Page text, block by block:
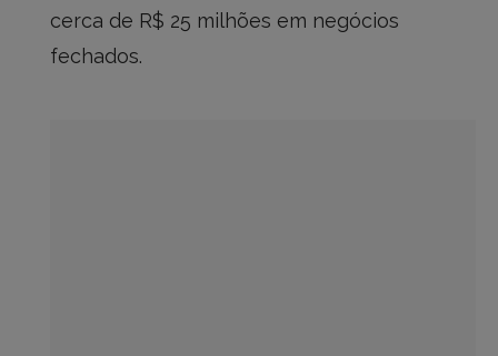
cerca de R$ 25 milhões em negócios
fechados.